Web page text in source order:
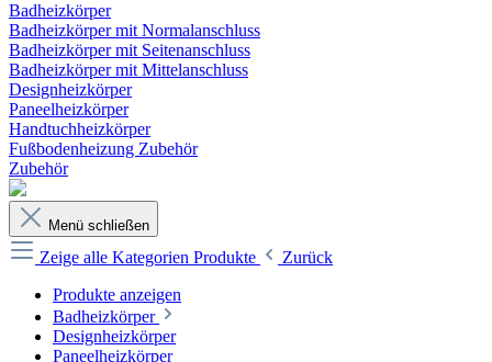
Badheizkörper
Badheizkörper mit Normalanschluss
Badheizkörper mit Seitenanschluss
Badheizkörper mit Mittelanschluss
Designheizkörper
Paneelheizkörper
Handtuchheizkörper
Fußbodenheizung Zubehör
Zubehör
Menü schließen
Zeige alle Kategorien Produkte
Zurück
Produkte anzeigen
Badheizkörper
Designheizkörper
Paneelheizkörper